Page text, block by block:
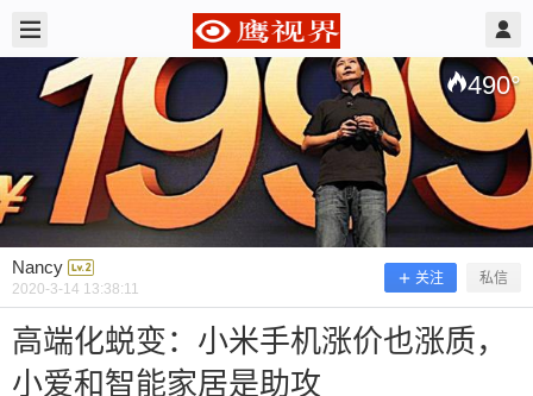
490°
Nancy
2020-3-14 13:38:11
关注 私信
高端化蜕变：小米手机涨价也涨质，
小爱和智能家居是助攻
Nancy @ 鹰视界 2020/3/14